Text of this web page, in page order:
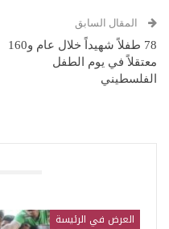
المقال السابق
78 طفلاً شهيداً خلال عام و160
معتقلاً في يوم الطفل
الفلسطيني
العرض في الرئيسة